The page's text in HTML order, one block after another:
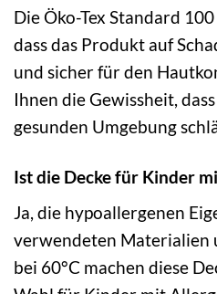
Die Öko-Tex Standard
dass das Produkt auf
und sicher für den
Ihnen die Gewissheit,
gesunden Umgebung
Ist die Decke für Kinder
Ja, die hypoallergenen
verwendeten Materialien
bei 60°C machen diese